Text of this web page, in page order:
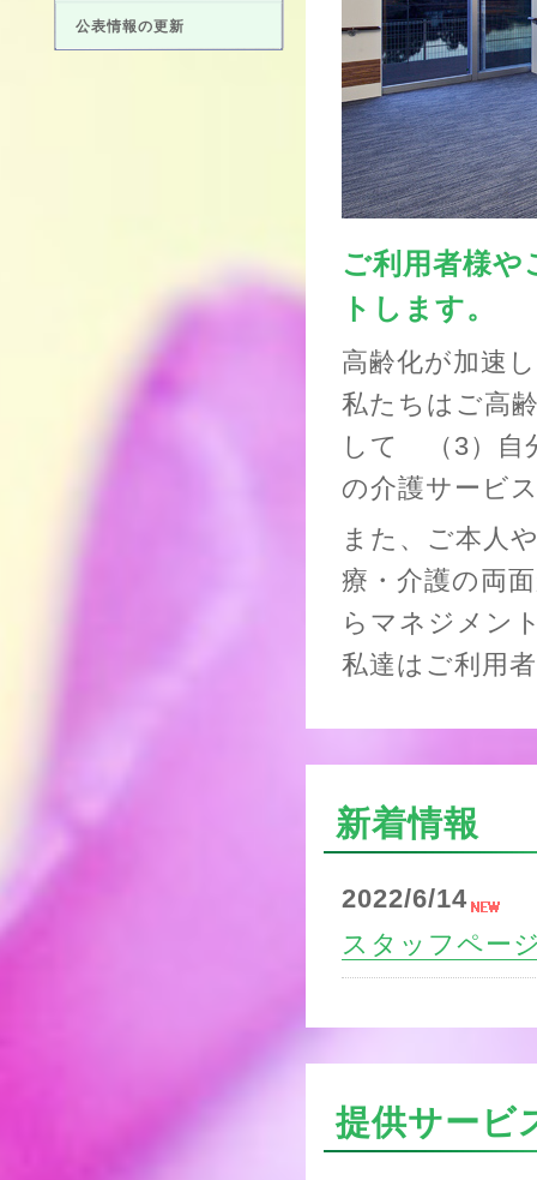
公表情報の更新
ご利用者様や
トします。
高齢化が加速
私たちはご高
して （3）自
の介護サービ
また、ご本人
療・介護の両
らマネジメン
私達はご利用
新着情報
2022/6/14
スタッフペー
提供サービ